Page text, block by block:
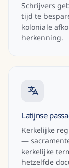
Schrijvers
tijd te
koloniale
herkenning.
Latijnse
Kerkelijke
—
kerkelijke
hetzelfde